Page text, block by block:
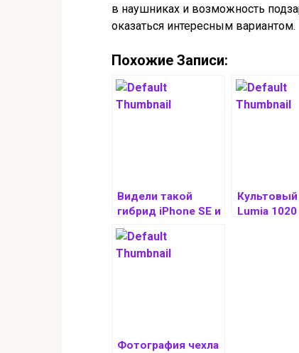
в наушниках и возможность
оказаться интересным вариантом.
Похожие Записи:
Видели такой
гибрид iPhone SE и
Nokia Lumia 1020?
И он полностью
рабочий
Lumia 1020
Фотография чехла